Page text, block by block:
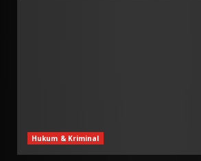
Hukum & Kriminal